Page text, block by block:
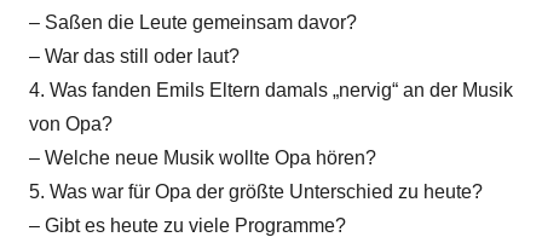
– Saßen die Leute gemeinsam davor?
– War das still oder laut?
4. Was fanden Emils Eltern damals „nervig“ an der Musik
von Opa?
– Welche neue Musik wollte Opa hören?
5. Was war für Opa der größte Unterschied zu heute?
– Gibt es heute zu viele Programme?